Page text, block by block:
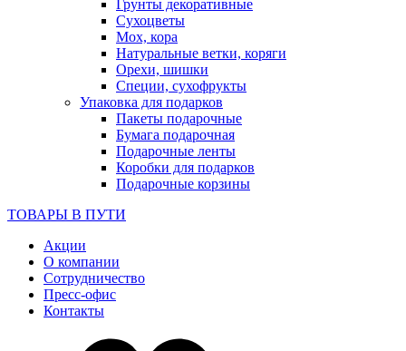
Грунты декоративные
Сухоцветы
Мох, кора
Натуральные ветки, коряги
Орехи, шишки
Специи, сухофрукты
Упаковка для подарков
Пакеты подарочные
Бумага подарочная
Подарочные ленты
Коробки для подарков
Подарочные корзины
ТОВАРЫ В ПУТИ
Акции
О компании
Сотрудничество
Пресс-офис
Контакты